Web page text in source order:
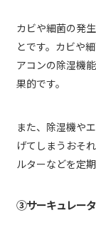
カビや細菌の発
とです。カビや
アコンの除湿機
果的です。
また、除湿機や
げてしまうおそ
ルターなどを定
③サーキュレー